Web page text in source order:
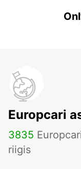
Europcari
3835
riigis